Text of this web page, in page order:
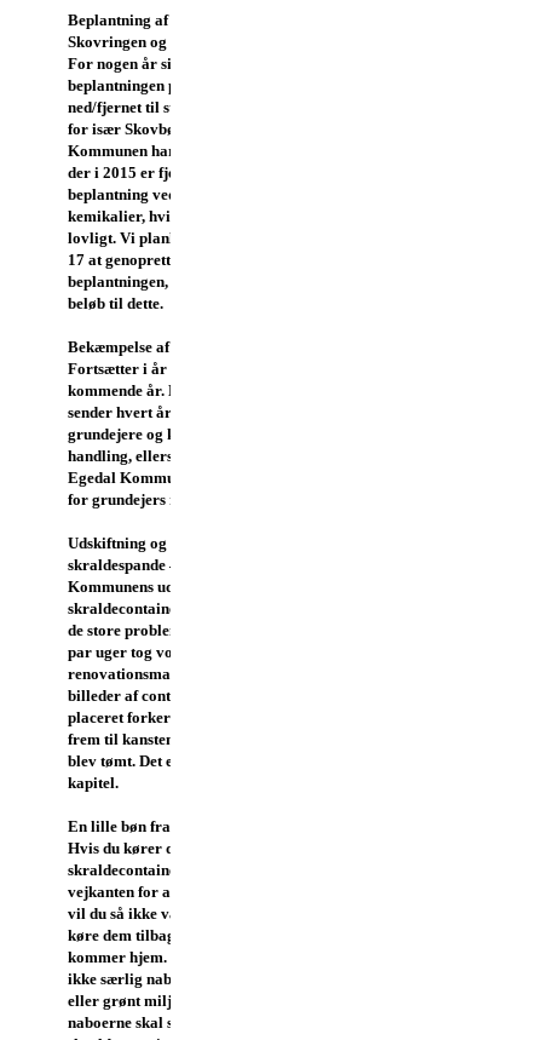
Beplantning af stien mellem
Skovringen og Runddyssen
For nogen år siden blev
beplantningen på stien skåret
ned/fjernet til stor utilfredshed
for især Skovbørnehaven.
Kommunen har konstateret at
der i 2015 er fjernet
beplantning ved hjælp af
kemikalier, hvilket ikke er
lovligt. Vi planlægger i 2016-
17 at genoprette
beplantningen, og har afsat et
beløb til dette.
Bekæmpelse af bjørneklo
Fortsætter i år og i de
kommende år. Kommunen
sender hvert år breve til en del
grundejere og kræver
handling, ellers udfører
Egedal Kommune bekæmpelse
for grundejers regning.
Udskiftning og placering af
skraldespande – vis hensyn
Kommunens udskiftning af
skraldecontainere forløb uden
de store problemer. De første
par uger tog vores
renovationsmand en del
billeder af containere der var
placeret forkert, eller ikke kørt
frem til kansten, og derfor ikke
blev tømt. Det er et overstået
kapitel.
En lille bøn fra dine naboer:
Hvis du kører dine
skraldecontainere frem til
vejkanten for at få dem tømt,
vil du så ikke være venlig at
køre dem tilbage igen når du
kommer hjem. Det er altså
ikke særlig nabovenligt
eller grønt miljø venligt at
naboerne skal se på et par